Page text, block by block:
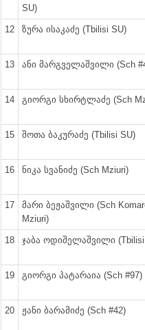
SU)
12 ზურა ისაკაძე (Tbilisi SU)
13 ანი მარგველაშვილი (Sch
14 გიორგი სხირტლაძე (Sch
15 შოთა ბაკურაძე (Tbilisi SU)
16 ნიკა სვანიძე (Sch Mziuri)
17
მარი ბეჟაშვილი (Sch
Mziuri)
18 ჯაბა ოდიშელაშვილი (Tbilisi
19 გიორგი პატარაია (Sch #97)
20 ჟანი ბარამიძე (Sch #42)